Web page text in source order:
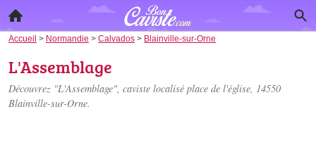
Accueil > Normandie > Calvados > Blainville-sur-Orne
L'Assemblage
Découvrez "L'Assemblage", caviste localisé place de l'église, 14550
Blainville-sur-Orne.